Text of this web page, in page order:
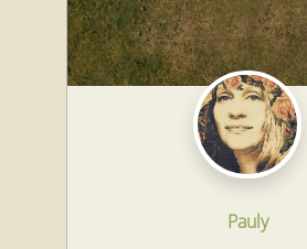
Pauly